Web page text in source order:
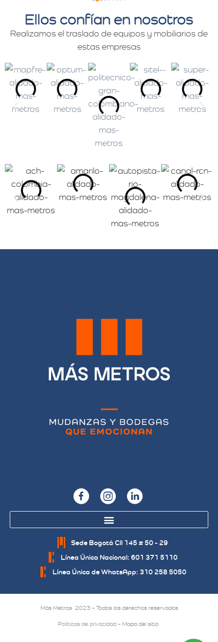
Ellos confían en nosotros
Realizamos el traslado de equipos y mobiliarios de
estas empresas
Sede Bogotá Cll 145 # 50 - 29
Línea Única Nacional: 601 371 5110
Línea Única de WhatsApp: 310 258 5050
Más Metros 2023 – Todos los derechos reservados
Políticas de privacidad – Mapa del sitio